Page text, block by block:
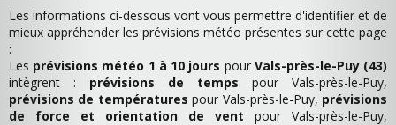
Les informations ci-dessous vont vous permettre d'identifier et de
mieux appréhender les prévisions météo présentes sur cette page
:
Les prévisions météo 1 à 10 jours pour Vals-près-le-Puy (43)
intègrent : prévisions de temps pour Vals-près-le-Puy,
prévisions de températures pour Vals-près-le-Puy, prévisions
de force et orientation de vent pour Vals-près-le-Puy,